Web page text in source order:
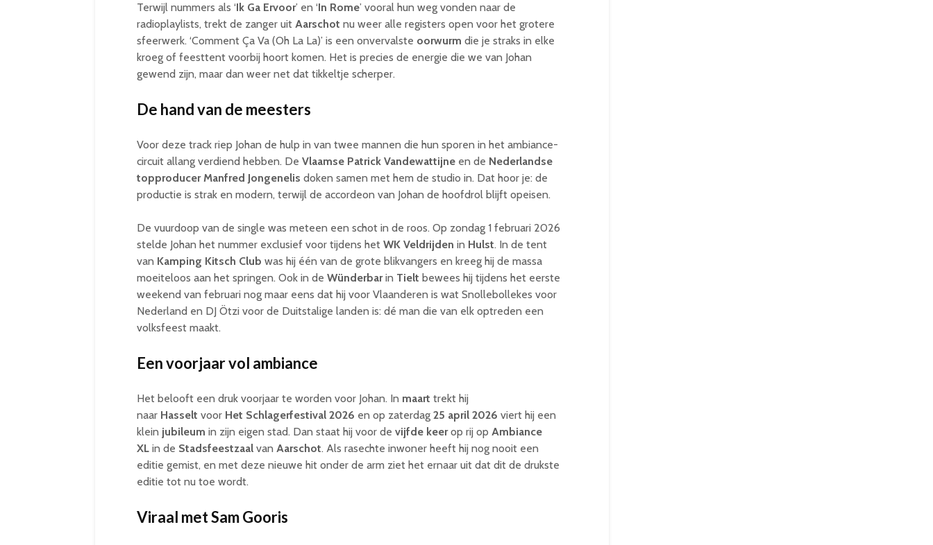
Terwijl nummers als ‘Ik Ga Ervoor’ en ‘In Rome’ vooral hun weg vonden naar de
radioplaylists, trekt de zanger uit Aarschot nu weer alle registers open voor het grotere
sfeerwerk. ‘Comment Ça Va (Oh La La)’ is een onvervalste oorwurm die je straks in elke
kroeg of feesttent voorbij hoort komen. Het is precies de energie die we van Johan
gewend zijn, maar dan weer net dat tikkeltje scherper.
De hand van de meesters
Voor deze track riep Johan de hulp in van twee mannen die hun sporen in het ambiance-
circuit allang verdiend hebben. De Vlaamse Patrick Vandewattijne en de Nederlandse
topproducer Manfred Jongenelis doken samen met hem de studio in. Dat hoor je: de
productie is strak en modern, terwijl de accordeon van Johan de hoofdrol blijft opeisen.
De vuurdoop van de single was meteen een schot in de roos. Op zondag 1 februari 2026
stelde Johan het nummer exclusief voor tijdens het WK Veldrijden in Hulst. In de tent
van Kamping Kitsch Club was hij één van de grote blikvangers en kreeg hij de massa
moeiteloos aan het springen. Ook in de Wünderbarin Tielt bewees hij tijdens het eerste
weekend van februari nog maar eens dat hij voor Vlaanderen is wat Snollebollekes voor
Nederland en DJ Ötzi voor de Duitstalige landen is: dé man die van elk optreden een
volksfeest maakt.
Een voorjaar vol ambiance
Het belooft een druk voorjaar te worden voor Johan. In maart trekt hij
naar Hasselt voor Het Schlagerfestival 2026 en op zaterdag 25 april 2026 viert hij een
klein jubileum in zijn eigen stad. Dan staat hij voor de vijfde keerop rij op Ambiance
XL in de Stadsfeestzaal van Aarschot. Als rasechte inwoner heeft hij nog nooit een
editie gemist, en met deze nieuwe hit onder de arm ziet het ernaar uit dat dit de drukste
editie tot nu toe wordt.
Viraal met Sam Gooris